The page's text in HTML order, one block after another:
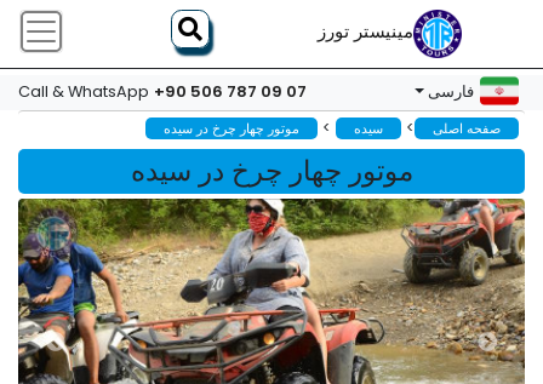
مینیستر تورز
فارسی Call & WhatsApp +90 506 787 09 07
صفحه اصلی > سیده > موتور چهار چرخ در سیده
موتور چهار چرخ در سیده